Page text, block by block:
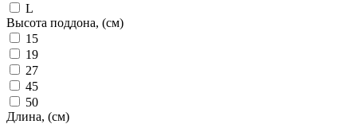
L
Высота поддона, (см)
15
19
27
45
50
Длина, (см)